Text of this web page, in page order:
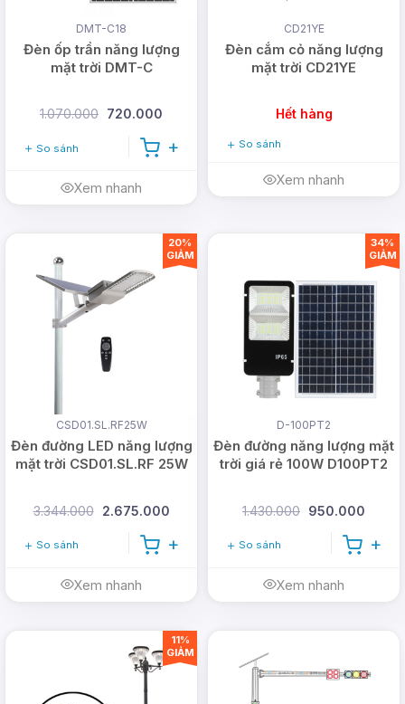
DMT-C18
Đèn ốp trần năng lượng
mặt trời DMT-C
1.070.000 720.000
So sánh
Xem nhanh
CD21YE
Đèn cắm cỏ năng lượng
mặt trời CD21YE
Hết hàng
So sánh
Xem nhanh
CSD01.SL.RF25W
Đèn đường LED năng lượng
mặt trời CSD01.SL.RF 25W
3.344.000 2.675.000
So sánh
Xem nhanh
20%
GIẢM
D-100PT2
Đèn đường năng lượng mặt
trời giá rẻ 100W D100PT2
1.430.000 950.000
So sánh
Xem nhanh
34%
GIẢM
11%
GIẢM